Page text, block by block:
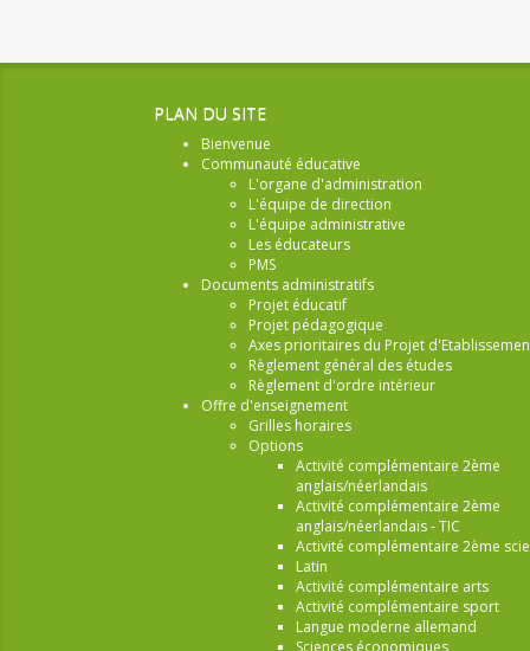
PLAN DU SITE
Bienvenue
Communauté éducative
L'organe d'administration
L'équipe de direction
L'équipe administrative
Les éducateurs
PMS
Documents administratifs
Projet éducatif
Projet pédagogique
Axes prioritaires du Projet
Règlement général des études
Règlement d'ordre intérieur
Offre d'enseignement
Grilles horaires
Options
Activité complémentaire 2ème
anglais/néerlandais
Activité complémentaire 2ème
anglais/néerlandais - TIC
Activité complémentaire 2ème
Latin
Activité complémentaire arts
Activité complémentaire sport
Langue moderne allemand
Sciences économiques